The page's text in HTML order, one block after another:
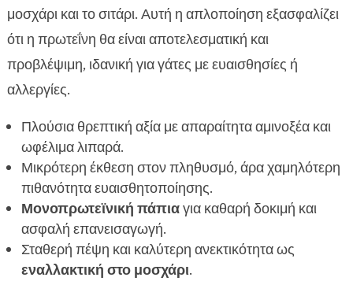
μοσχάρι και το σιτάρι. Αυτή η απλοποίηση εξασφαλίζει
ότι η πρωτεΐνη θα είναι αποτελεσματική και
προβλέψιμη, ιδανική για γάτες με ευαισθησίες ή
αλλεργίες.
Πλούσια θρεπτική αξία με απαραίτητα αμινοξέα και
ωφέλιμα λιπαρά.
Μικρότερη έκθεση στον πληθυσμό, άρα χαμηλότερη
πιθανότητα ευαισθητοποίησης.
Μονοπρωτεϊνική πάπιαγια καθαρή δοκιμή και
ασφαλή επανεισαγωγή.
Σταθερή πέψη και καλύτερη ανεκτικότητα ως
εναλλακτική στο μοσχάρι.